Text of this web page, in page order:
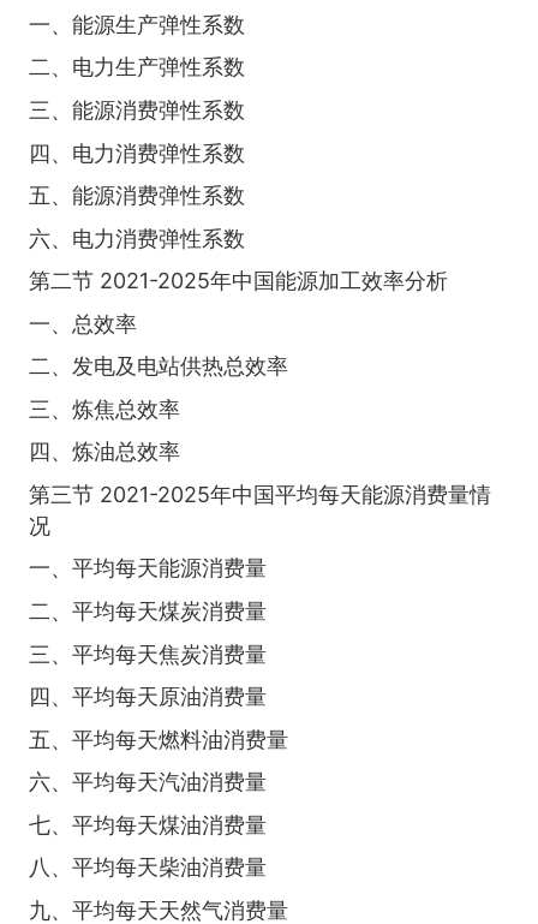
一、能源生产弹性系数
二、电力生产弹性系数
三、能源消费弹性系数
四、电力消费弹性系数
五、能源消费弹性系数
六、电力消费弹性系数
第二节 2021-2025年中国能源加工效率分析
一、总效率
二、发电及电站供热总效率
三、炼焦总效率
四、炼油总效率
第三节 2021-2025年中国平均每天能源消费量情
况
一、平均每天能源消费量
二、平均每天煤炭消费量
三、平均每天焦炭消费量
四、平均每天原油消费量
五、平均每天燃料油消费量
六、平均每天汽油消费量
七、平均每天煤油消费量
八、平均每天柴油消费量
九、平均每天天然气消费量